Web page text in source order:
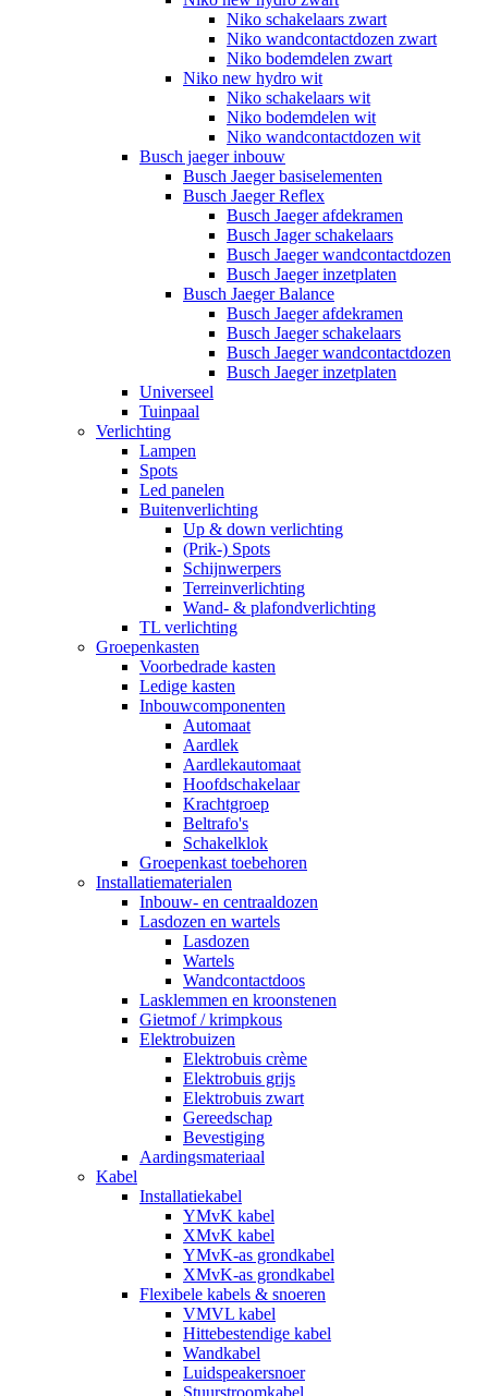
Niko schakelaars zwart
Niko wandcontactdozen zwart
Niko bodemdelen zwart
Niko new hydro wit
Niko schakelaars wit
Niko bodemdelen wit
Niko wandcontactdozen wit
Busch jaeger inbouw
Busch Jaeger basiselementen
Busch Jaeger Reflex
Busch Jaeger afdekramen
Busch Jager schakelaars
Busch Jaeger wandcontactdozen
Busch Jaeger inzetplaten
Busch Jaeger Balance
Busch Jaeger afdekramen
Busch Jaeger schakelaars
Busch Jaeger wandcontactdozen
Busch Jaeger inzetplaten
Universeel
Tuinpaal
Verlichting
Lampen
Spots
Led panelen
Buitenverlichting
Up & down verlichting
(Prik-) Spots
Schijnwerpers
Terreinverlichting
Wand- & plafondverlichting
TL verlichting
Groepenkasten
Voorbedrade kasten
Ledige kasten
Inbouwcomponenten
Automaat
Aardlek
Aardlekautomaat
Hoofdschakelaar
Krachtgroep
Beltrafo's
Schakelklok
Groepenkast toebehoren
Installatiematerialen
Inbouw- en centraaldozen
Lasdozen en wartels
Lasdozen
Wartels
Wandcontactdoos
Lasklemmen en kroonstenen
Gietmof / krimpkous
Elektrobuizen
Elektrobuis crème
Elektrobuis grijs
Elektrobuis zwart
Gereedschap
Bevestiging
Aardingsmateriaal
Kabel
Installatiekabel
YMvK kabel
XMvK kabel
YMvK-as grondkabel
XMvK-as grondkabel
Flexibele kabels & snoeren
VMVL kabel
Hittebestendige kabel
Wandkabel
Luidspeakersnoer
Stuurstroomkabel